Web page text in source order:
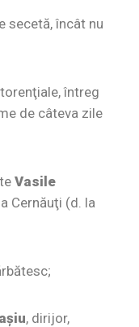
secetă, încât nu
întreg
de câteva zile
Vasile
Cernăuţi (d. la
, dirijor,